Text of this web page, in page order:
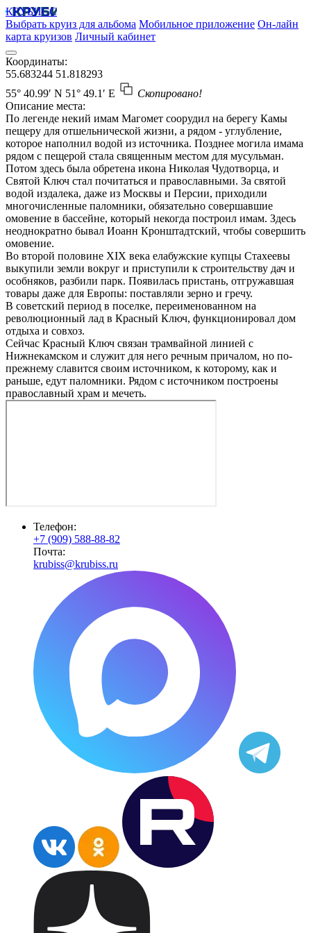
КРУБИСС
Выбрать круиз для альбома Мобильное приложение Он-лайн
карта круизов Личный кабинет
Координаты:
55.683244 51.818293
55° 40.99′ N 51° 49.1′ E
Скопировано!
Описание места:
По легенде некий имам Магомет соорудил на берегу Камы
пещеру для отшельнической жизни, а рядом - углубление,
которое наполнил водой из источника. Позднее могила имама
рядом с пещерой стала священным местом для мусульман.
Потом здесь была обретена икона Николая Чудотворца, и
Святой Ключ стал почитаться и православными. За святой
водой издалека, даже из Москвы и Персии, приходили
многочисленные паломники, обязательно совершавшие
омовение в бассейне, который некогда построил имам. Здесь
неоднократно бывал Иоанн Кронштадтский, чтобы совершить
омовение.
Во второй половине ХIХ века елабужские купцы Стахеевы
выкупили земли вокруг и приступили к строительству дач и
особняков, разбили парк. Появилась пристань, отгружавшая
товары даже для Европы: поставляли зерно и гречу.
В советский период в поселке, переименованном на
революционный лад в Красный Ключ, функционировал дом
отдыха и совхоз.
Сейчас Красный Ключ связан трамвайной линией с
Нижнекамском и служит для него речным причалом, но по-
прежнему славится своим источником, к которому, как и
раньше, едут паломники. Рядом с источником построены
православный храм и мечеть.
Телефон:
+7 (909) 588-88-82
Почта:
krubiss@krubiss.ru